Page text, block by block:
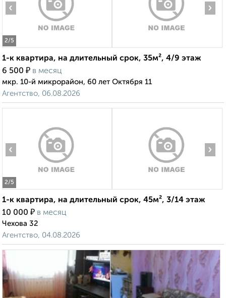
2/5
‹ ›
1-к квартира, на длительный срок, 35м², 4/9 этаж
6 500 ₽ в месяц
мкр. 10-й микрорайон, 60 лет Октября 11
Агентство, 06.08.2026
2/5
‹ ›
1-к квартира, на длительный срок, 45м², 3/14 этаж
10 000 ₽ в месяц
Чехова 32
Агентство, 04.08.2026